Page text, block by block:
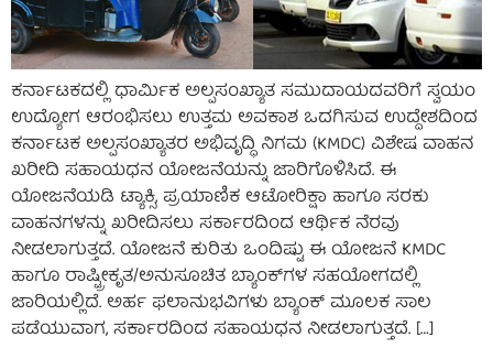
ಕರ್ನಾಟಕದಲ್ಲಿ ಧಾರ್ಮಿಕ ಅಲ್ಪಸಂಖ್ಯಾತ ಸಮುದಾಯದವರಿಗೆ ಸ್ವಯಂ
ಉದ್ಯೋಗ ಆರಂಭಿಸಲು ಉತ್ತಮ ಅವಕಾಶ ಒದಗಿಸುವ ಉದ್ದೇಶದಿಂದ
ಕರ್ನಾಟಕ ಅಲ್ಪಸಂಖ್ಯಾತರ ಅಭಿವೃದ್ಧಿ ನಿಗಮ (KMDC) ವಿಶೇಷ ವಾಹನ
ಖರೀದಿ ಸಹಾಯಧನ ಯೋಜನೆಯನ್ನು ಜಾರಿಗೊಳಿಸಿದೆ. ಈ
ಯೋಜನೆಯಡಿ ಟ್ಯಾಕ್ಸಿ, ಪ್ರಯಾಣಿಕ ಆಟೋರಿಕ್ಷಾ ಹಾಗೂ ಸರಕು
ವಾಹನಗಳನ್ನು ಖರೀದಿಸಲು ಸರ್ಕಾರದಿಂದ ಆರ್ಥಿಕ ನೆರವು
ನೀಡಲಾಗುತ್ತದೆ. ಯೋಜನೆ ಕುರಿತು ಒಂದಿಷ್ಟು ಈ ಯೋಜನೆ KMDC
ಹಾಗೂ ರಾಷ್ಟ್ರೀಕೃತ/ಅನುಸೂಚಿತ ಬ್ಯಾಂಕ್‌ಗಳ ಸಹಯೋಗದಲ್ಲಿ
ಜಾರಿಯಲ್ಲಿದೆ. ಅರ್ಹ ಫಲಾನುಭವಿಗಳು ಬ್ಯಾಂಕ್ ಮೂಲಕ ಸಾಲ
ಪಡೆಯುವಾಗ, ಸರ್ಕಾರದಿಂದ ಸಹಾಯಧನ ನೀಡಲಾಗುತ್ತದೆ. […]